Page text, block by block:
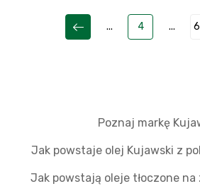
... 4 ...
Poznaj markę
Jak powstaje olej Kujawski z
Jak powstają oleje tłoczone na